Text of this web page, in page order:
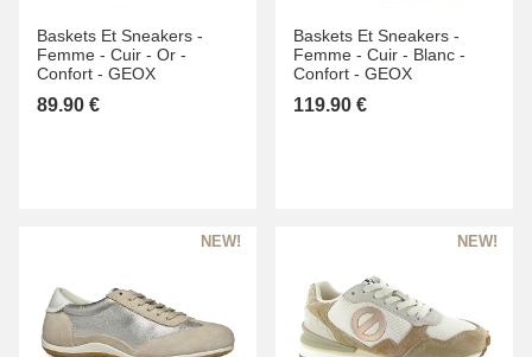
Baskets Et Sneakers -
Femme - Cuir - Or -
Confort - GEOX
89.90 €
Baskets Et Sneakers -
Femme - Cuir - Blanc -
Confort - GEOX
119.90 €